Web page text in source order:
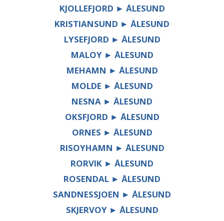
KJOLLEFJORD ► ÅLESUND
KRISTIANSUND ► ÅLESUND
LYSEFJORD ► ÅLESUND
MALOY ► ÅLESUND
MEHAMN ► ÅLESUND
MOLDE ► ÅLESUND
NESNA ► ÅLESUND
OKSFJORD ► ÅLESUND
ORNES ► ÅLESUND
RISOYHAMN ► ÅLESUND
RORVIK ► ÅLESUND
ROSENDAL ► ÅLESUND
SANDNESSJOEN ► ÅLESUND
SKJERVOY ► ÅLESUND